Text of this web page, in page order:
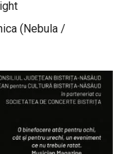
(Nebula /